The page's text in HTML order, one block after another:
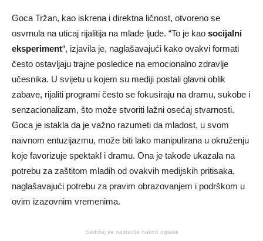
Goca Tržan, kao iskrena i direktna ličnost, otvoreno se
osvrnula na uticaj rijalitija na mlade ljude. “To je kao socijalni
eksperiment“, izjavila je, naglašavajući kako ovakvi formati
često ostavljaju trajne posledice na emocionalno zdravlje
učesnika. U svijetu u kojem su mediji postali glavni oblik
zabave, rijaliti programi često se fokusiraju na dramu, sukobe i
senzacionalizam, što može stvoriti lažni osećaj stvarnosti.
Goca je istakla da je važno razumeti da mladost, u svom
naivnom entuzijazmu, može biti lako manipulirana u okruženju
koje favorizuje spektakl i dramu. Ona je takođe ukazala na
potrebu za zaštitom mladih od ovakvih medijskih pritisaka,
naglašavajući potrebu za pravim obrazovanjem i podrškom u
ovim izazovnim vremenima.
Sadržaj se nastavlja nakon oglasa